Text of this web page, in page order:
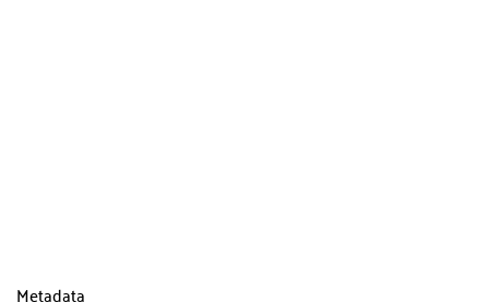
Metadata